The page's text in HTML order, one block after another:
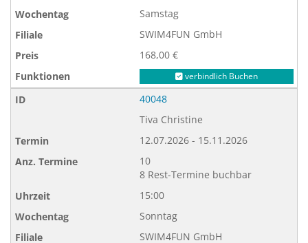
Samstag
SWIM4FUN GmbH
168,00 €
verbindlich Buchen
40048
Tiva Christine
12.07.2026 - 15.11.2026
10
8 Rest-Termine buchbar
15:00
Sonntag
SWIM4FUN GmbH